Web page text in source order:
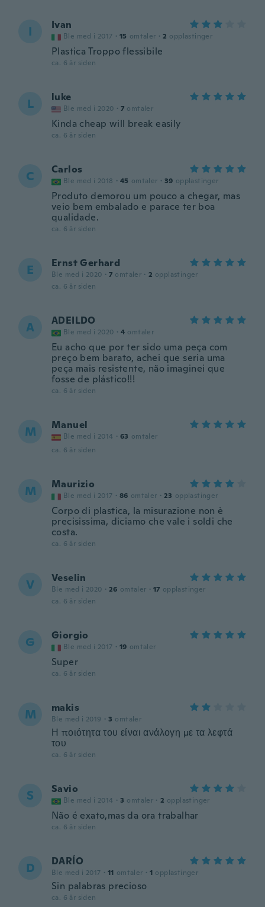
I Ivan
Ble med i 2017 · 15 omtaler · 2 opplastinger
Plastica Troppo flessibile
ca. 6 år siden
L luke
Ble med i 2020 · 7 omtaler
Kinda cheap will break easily
ca. 6 år siden
C Carlos
Ble med i 2018 · 45 omtaler · 39 opplastinger
Produto demorou um pouco a chegar, mas
veio bem embalado e parace ter boa
qualidade.
ca. 6 år siden
E Ernst Gerhard
Ble med i 2020 · 7 omtaler · 2 opplastinger
ca. 6 år siden
A ADEILDO
Ble med i 2020 · 4 omtaler
Eu acho que por ter sido uma peça com
preço bem barato, achei que seria uma
peça mais resistente, não imaginei que
fosse de plástico!!!
ca. 6 år siden
M Manuel
Ble med i 2014 · 63 omtaler
ca. 6 år siden
M Maurizio
Ble med i 2017 · 86 omtaler · 23 opplastinger
Corpo di plastica, la misurazione non è
precisissima, diciamo che vale i soldi che
costa.
ca. 6 år siden
V Veselin
Ble med i 2020 · 26 omtaler · 17 opplastinger
ca. 6 år siden
G Giorgio
Ble med i 2017 · 19 omtaler
Super
ca. 6 år siden
M makis
Ble med i 2019 · 3 omtaler
Η ποιότητα του είναι ανάλογη με τα λεφτά
του
ca. 6 år siden
S Savio
Ble med i 2014 · 3 omtaler · 2 opplastinger
Não é exato,mas da ora trabalhar
ca. 6 år siden
D DARÍO
Ble med i 2017 · 11 omtaler · 1 opplastinger
Sin palabras precioso
ca. 6 år siden